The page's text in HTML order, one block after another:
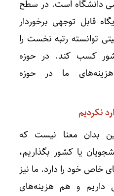
دانشگاه است. در سطح
قابل توجهی برخوردار
توانسته رتبه نخست را
کسب کند. در حوزه
ما در حوزه
نکردیم
بدان معنا نیست که
یا کشور بگذاریم،
خاص خود را دارد. ما نیز
داریم و هم هزینه‌های